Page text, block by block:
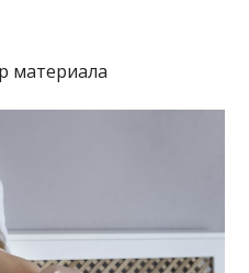
материала